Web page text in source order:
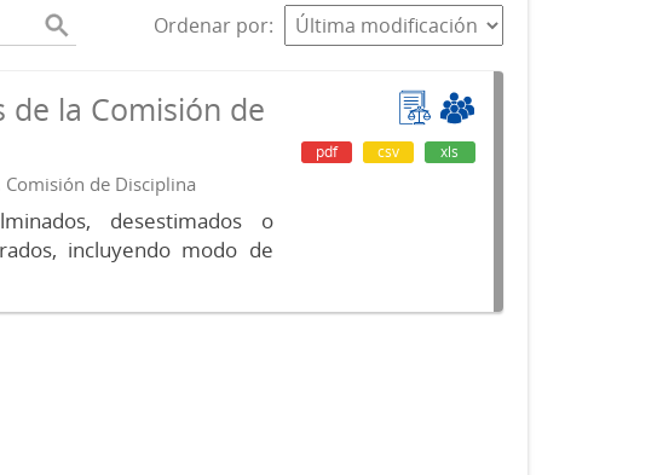
Ordenar por
de la Comisión de
de Disciplina
desestimados o
incluyendo modo de
pdf csv xls